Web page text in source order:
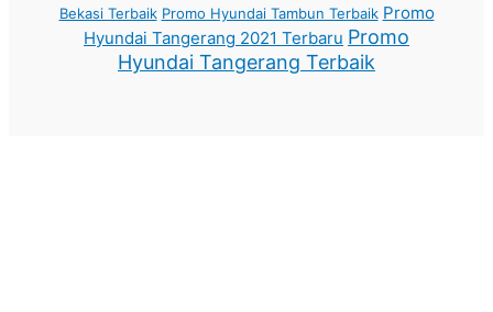
Bekasi Terbaik Promo Hyundai Tambun Terbaik Promo
Hyundai Tangerang 2021 Terbaru Promo
Hyundai Tangerang Terbaik